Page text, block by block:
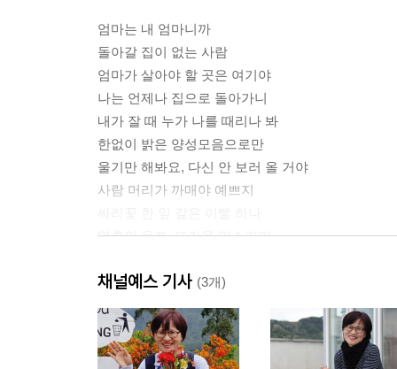
엄마는 내 엄마니까
돌아갈 집이 없는 사람
엄마가 살아야 할 곳은 여기야
나는 언제나 집으로 돌아가니
내가 잘 때 누가 나를 때리나 봐
한없이 밝은 양성모음으로만
울기만 해봐요, 다신 안 보러 올 거야
사람 머리가 까매야 예쁘지
영혼의 음료, 뜨거운 믹스커피
터무니없이 착하기만 해
권 안과 선생과 박카스
2부 엄마의 죽음은 처음이니까
채널예스 기사 (3개)